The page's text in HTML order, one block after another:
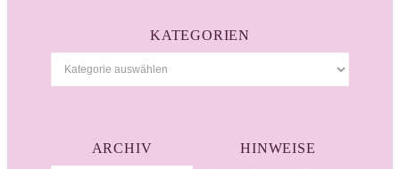
KATEGORIEN
ARCHIV HINWEISE